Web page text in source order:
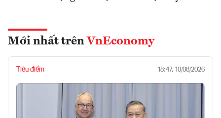
Mới nhất trên VnEconomy
Tiêu điểm 18:47, 10/08/2026